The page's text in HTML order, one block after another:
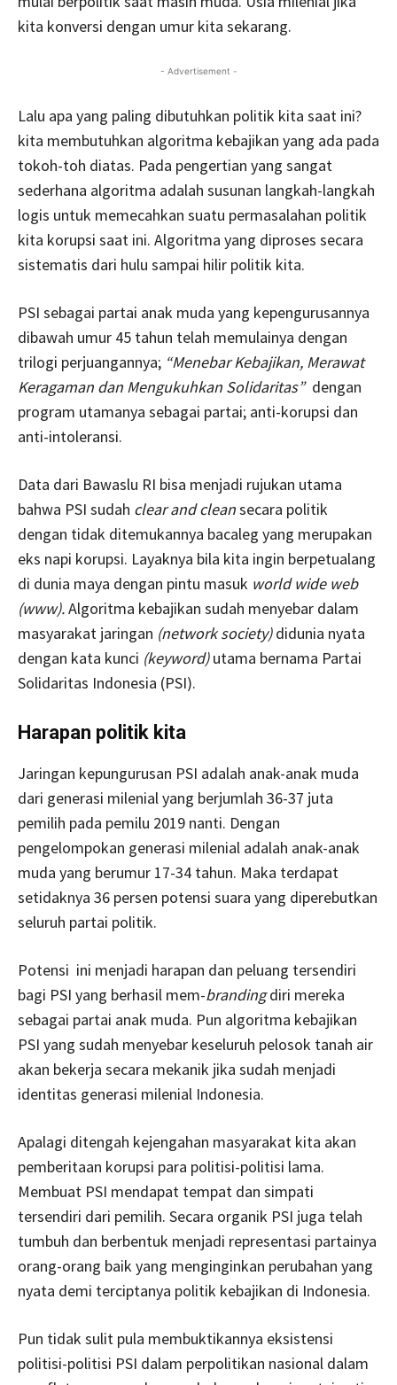
kita konversi dengan umur kita sekarang.
- Advertisement -
Lalu apa yang paling dibutuhkan politik kita saat ini?
kita membutuhkan algoritma kebajikan yang ada pada
tokoh-toh diatas. Pada pengertian yang sangat
sederhana algoritma adalah susunan langkah-langkah
logis untuk memecahkan suatu permasalahan politik
kita korupsi saat ini. Algoritma yang diproses secara
sistematis dari hulu sampai hilir politik kita.
PSI sebagai partai anak muda yang kepengurusannya
dibawah umur 45 tahun telah memulainya dengan
trilogi perjuangannya; “Menebar Kebajikan, Merawat
Keragaman dan Mengukuhkan Solidaritas” dengan
program utamanya sebagai partai; anti-korupsi dan
anti-intoleransi.
Data dari Bawaslu RI bisa menjadi rujukan utama
bahwa PSI sudah clear and cleansecara politik
dengan tidak ditemukannya bacaleg yang merupakan
eks napi korupsi. Layaknya bila kita ingin berpetualang
di dunia maya dengan pintu masuk world wide web
(www).Algoritma kebajikan sudah menyebar dalam
masyarakat jaringan (network society)didunia nyata
dengan kata kunci (keyword)utama bernama Partai
Solidaritas Indonesia (PSI).
Harapan politik kita
Jaringan kepungurusan PSI adalah anak-anak muda
dari generasi milenial yang berjumlah 36-37 juta
pemilih pada pemilu 2019 nanti. Dengan
pengelompokan generasi milenial adalah anak-anak
muda yang berumur 17-34 tahun. Maka terdapat
setidaknya 36 persen potensi suara yang diperebutkan
seluruh partai politik.
Potensi ini menjadi harapan dan peluang tersendiri
bagi PSI yang berhasil mem-brandingdiri mereka
sebagai partai anak muda. Pun algoritma kebajikan
PSI yang sudah menyebar keseluruh pelosok tanah air
akan bekerja secara mekanik jika sudah menjadi
identitas generasi milenial Indonesia.
Apalagi ditengah kejengahan masyarakat kita akan
pemberitaan korupsi para politisi-politisi lama.
Membuat PSI mendapat tempat dan simpati
tersendiri dari pemilih. Secara organik PSI juga telah
tumbuh dan berbentuk menjadi representasi partainya
orang-orang baik yang menginginkan perubahan yang
nyata demi terciptanya politik kebajikan di Indonesia.
Pun tidak sulit pula membuktikannya eksistensi
politisi-politisi PSI dalam perpolitikan nasional dalam